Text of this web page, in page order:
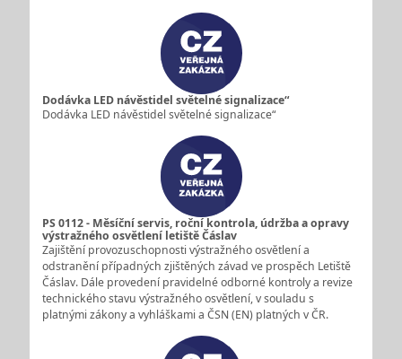
Dodávka LED návěstidel světelné signalizace“
Dodávka LED návěstidel světelné signalizace“
PS 0112 - Měsíční servis, roční kontrola, údržba a opravy
výstražného osvětlení letiště Čáslav
Zajištění provozuschopnosti výstražného osvětlení a
odstranění případných zjištěných závad ve prospěch Letiště
Čáslav. Dále provedení pravidelné odborné kontroly a revize
technického stavu výstražného osvětlení, v souladu s
platnými zákony a vyhláškami a ČSN (EN) platných v ČR.